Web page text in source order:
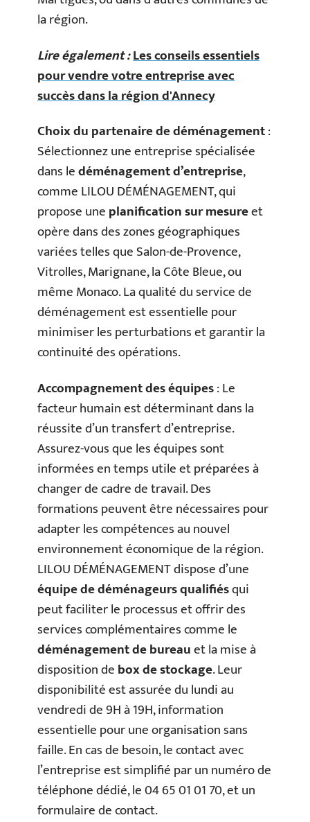
la région.
Lire également :Les conseils essentiels
pour vendre votre entreprise avec
succès dans la région d'Annecy
Choix du partenaire de déménagement:
Sélectionnez une entreprise spécialisée
dans ledéménagement d’entreprise,
comme LILOU DÉMÉNAGEMENT, qui
propose uneplanification sur mesureet
opère dans des zones géographiques
variées telles que Salon-de-Provence,
Vitrolles, Marignane, la Côte Bleue, ou
même Monaco. La qualité du service de
déménagement est essentielle pour
minimiser les perturbations et garantir la
continuité des opérations.
Accompagnement des équipes: Le
facteur humain est déterminant dans la
réussite d’un transfert d’entreprise.
Assurez-vous que les équipes sont
informées en temps utile et préparées à
changer de cadre de travail. Des
formations peuvent être nécessaires pour
adapter les compétences au nouvel
environnement économique de la région.
LILOU DÉMÉNAGEMENT dispose d’une
équipe de déménageurs qualifiésqui
peut faciliter le processus et offrir des
services complémentaires comme le
déménagement de bureauet la mise à
disposition debox de stockage. Leur
disponibilité est assurée du lundi au
vendredi de 9H à 19H, information
essentielle pour une organisation sans
faille. En cas de besoin, le contact avec
l’entreprise est simplifié par un numéro de
téléphone dédié, le 04 65 01 01 70, et un
formulaire de contact.